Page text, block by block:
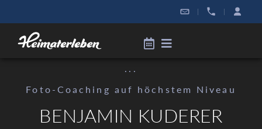
| |
...
Foto-Coaching auf höchstem Niveau
BENJAMIN KUDERER